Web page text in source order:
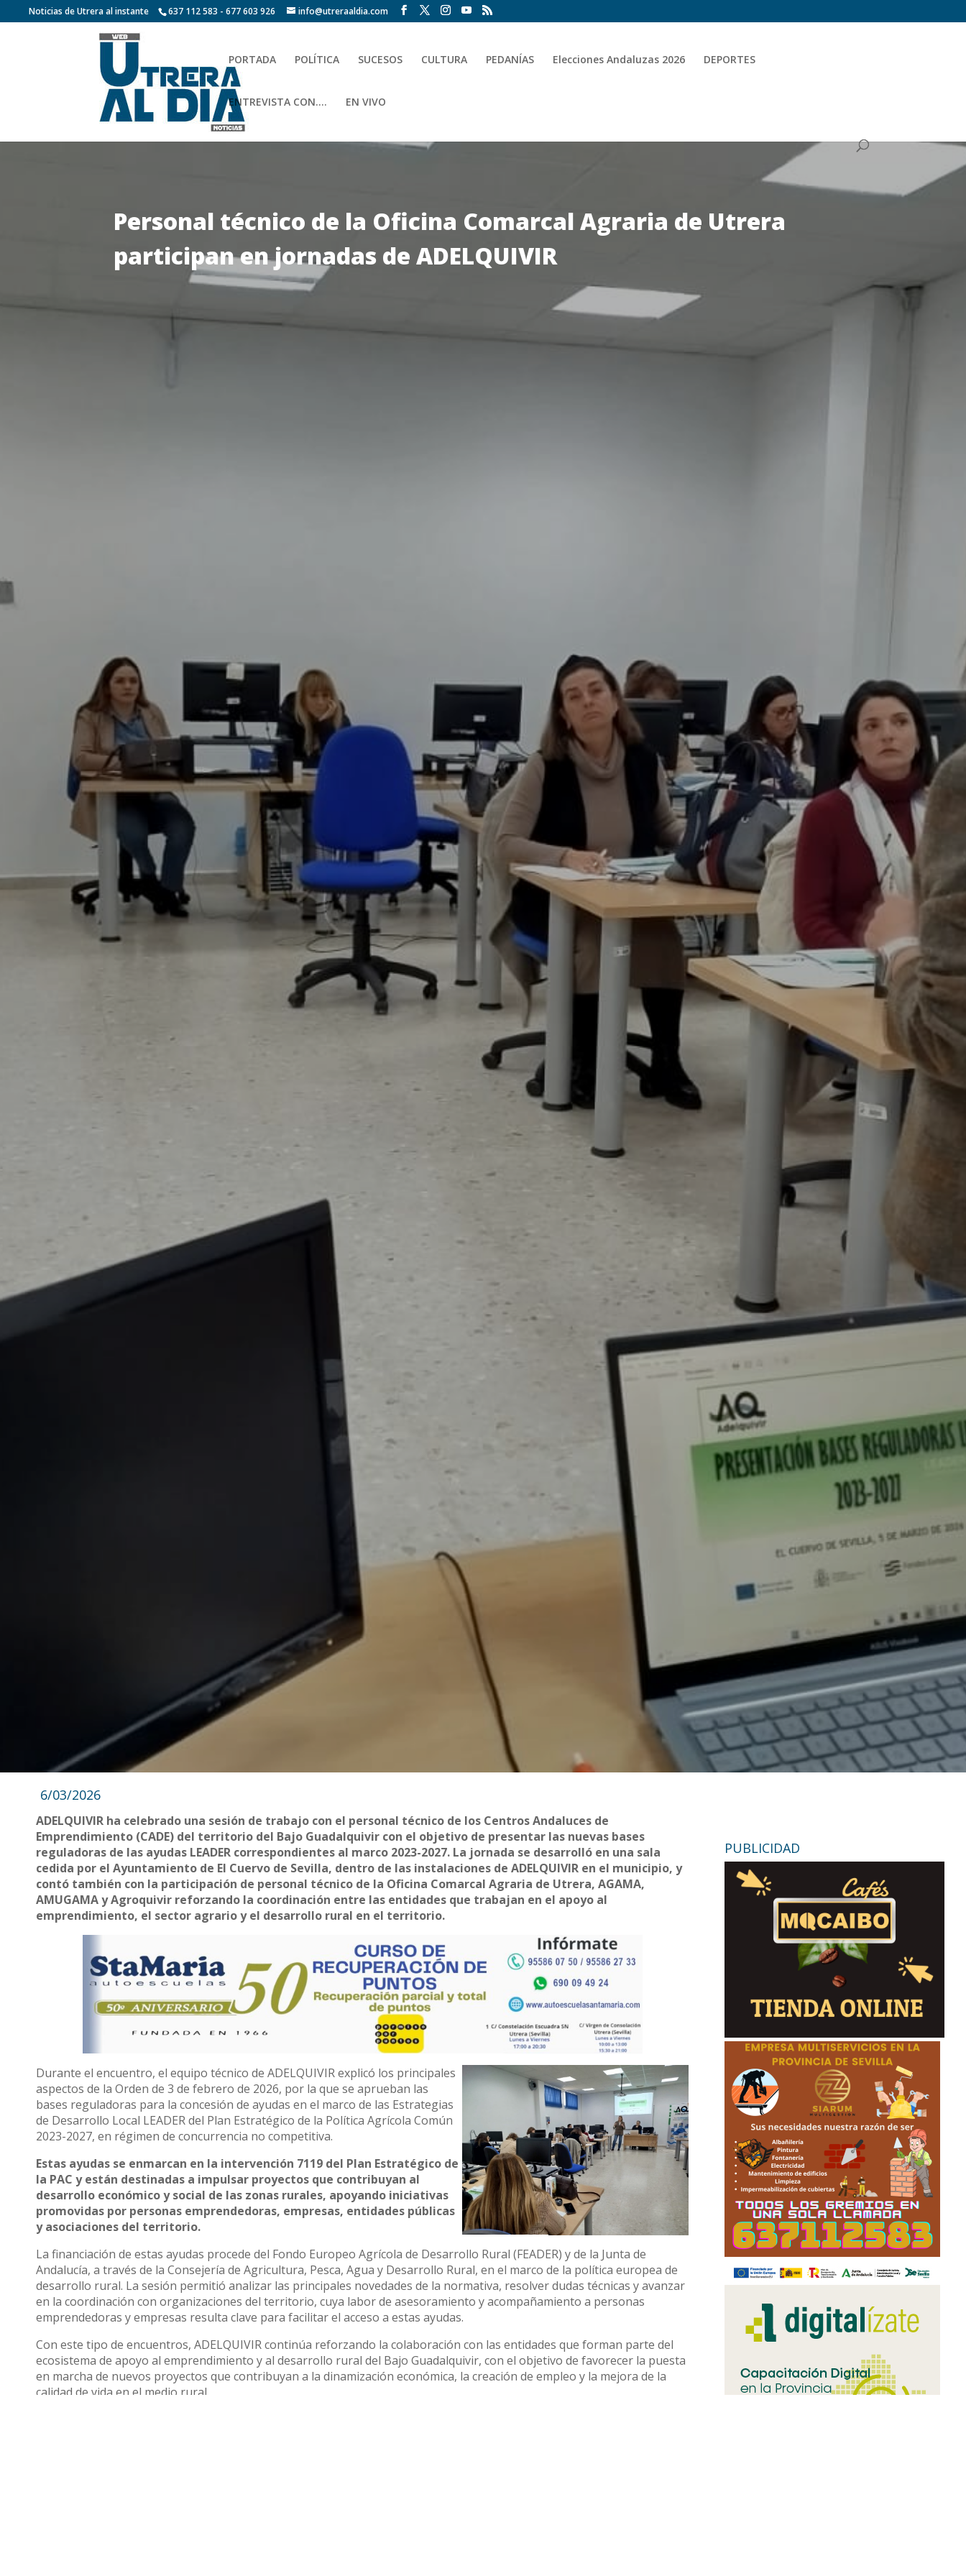
Noticias de Utrera al instante 637 112 583 - 677 603 926 info@utreraaldia.com
PORTADA POLÍTICA SUCESOS CULTURA PEDANÍAS Elecciones Andaluzas 2026 DEPORTES
ENTREVISTA CON…. EN VIVO
Personal técnico de la Oficina Comarcal Agraria de Utrera
participan en jornadas de ADELQUIVIR
6/03/2026
ADELQUIVIR ha celebrado una sesión de trabajo con el personal técnico de los Centros Andaluces de
Emprendimiento (CADE) del territorio del Bajo Guadalquivir con el objetivo de presentar las nuevas bases
reguladoras de las ayudas LEADER correspondientes al marco 2023-2027. La jornada se desarrolló en una sala
cedida por el Ayuntamiento de El Cuervo de Sevilla, dentro de las instalaciones de ADELQUIVIR en el municipio, y
contó también con la participación de personal técnico de la Oficina Comarcal Agraria de Utrera, AGAMA,
AMUGAMA y Agroquivir reforzando la coordinación entre las entidades que trabajan en el apoyo al
emprendimiento, el sector agrario y el desarrollo rural en el territorio.
Durante el encuentro, el equipo técnico de ADELQUIVIR explicó los principales
aspectos de la Orden de 3 de febrero de 2026, por la que se aprueban las
bases reguladoras para la concesión de ayudas en el marco de las Estrategias
de Desarrollo Local LEADER del Plan Estratégico de la Política Agrícola Común
2023-2027, en régimen de concurrencia no competitiva.
Estas ayudas se enmarcan en la intervención 7119 del Plan Estratégico de
la PAC y están destinadas a impulsar proyectos que contribuyan al
desarrollo económico y social de las zonas rurales, apoyando iniciativas
promovidas por personas emprendedoras, empresas, entidades públicas
y asociaciones del territorio.
La financiación de estas ayudas procede del Fondo Europeo Agrícola de Desarrollo Rural (FEADER) y de la Junta de
Andalucía, a través de la Consejería de Agricultura, Pesca, Agua y Desarrollo Rural, en el marco de la política europea de
desarrollo rural. La sesión permitió analizar las principales novedades de la normativa, resolver dudas técnicas y avanzar
en la coordinación con organizaciones del territorio, cuya labor de asesoramiento y acompañamiento a personas
emprendedoras y empresas resulta clave para facilitar el acceso a estas ayudas.
Con este tipo de encuentros, ADELQUIVIR continúa reforzando la colaboración con las entidades que forman parte del
ecosistema de apoyo al emprendimiento y al desarrollo rural del Bajo Guadalquivir, con el objetivo de favorecer la puesta
en marcha de nuevos proyectos que contribuyan a la dinamización económica, la creación de empleo y la mejora de la
calidad de vida en el medio rural.
PUBLICIDAD